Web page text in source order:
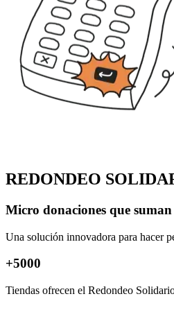
REDONDEO
Micro donaciones que suman
Una solución innovadora para hacer
+5000
Tiendas ofrecen el Redondeo